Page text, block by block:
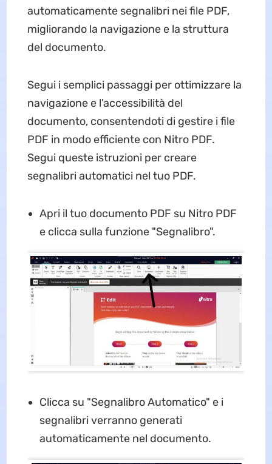
automaticamente segnalibri nei file PDF,
migliorando la navigazione e la struttura
del documento.
Segui i semplici passaggi per ottimizzare la
navigazione e l'accessibilità del
documento, consentendoti di gestire i file
PDF in modo efficiente con Nitro PDF.
Segui queste istruzioni per creare
segnalibri automatici nel tuo PDF.
Apri il tuo documento PDF su Nitro PDF
e clicca sulla funzione "Segnalibro".
Clicca su "Segnalibro Automatico" e i
segnalibri verranno generati
automaticamente nel documento.